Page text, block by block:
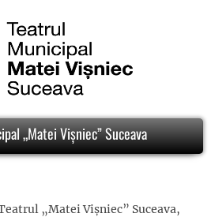
„Matei Vișniec” Suceava
„Matei Vișniec” Suceava,